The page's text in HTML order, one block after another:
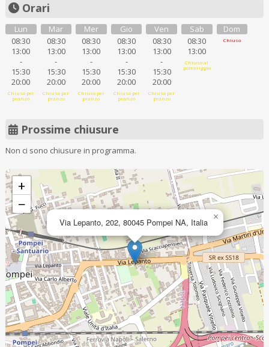
Orari
Lun
08:30
13:00
-
15:30
20:00
Chiuso per
pranzo
Mar
08:30
13:00
-
15:30
20:00
Chiuso per
pranzo
Mer
08:30
13:00
-
15:30
20:00
Chiuso per
pranzo
Gio
08:30
13:00
-
15:30
20:00
Chiuso per
pranzo
Ven
08:30
13:00
-
15:30
20:00
Chiuso per
pranzo
Sab
08:30
13:00
Chiuso al
pomeriggio
Dom
Chiuso
Prossime chiusure
Non ci sono chiusure in programma.
Via Lepanto, 202, 80045 Pompei NA, Italia ×
+
−